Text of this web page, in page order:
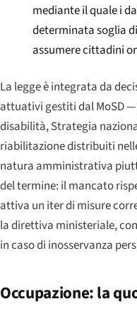
mediante il quale i
determinata soglia
assumere cittadini
La legge è integrata da
attuativi gestiti dal MoSD
disabilità, Strategia
riabilitazione distribuiti
natura amministrativa
del termine: il mancato
attiva un iter di misure
la direttiva ministeriale,
in caso di inosservanza
Occupazione: la